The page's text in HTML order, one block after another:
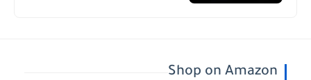
Shop on Amazon